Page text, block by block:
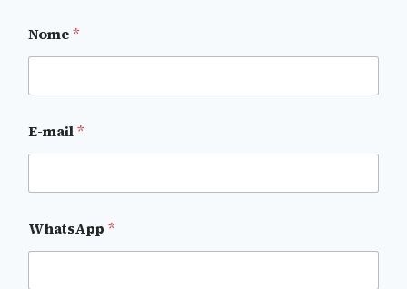
o
m
E
m
a
i
N
m
Nome*
E-mail*
WhatsApp *